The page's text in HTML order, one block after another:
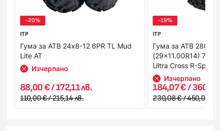
Вашата банкова карта.
-20%
ITP
Гума за АТВ 24x8-12 6PR TL Mud
Lite AT
Изчерпано
88,00 € / 172,11 лв.
110,00 € / 215,14 лв.
-19%
ITP
Гума за АТВ 280/
(29x11.00R14) 73M
Ultra Cross R-Spec
Изчерпано
184,07 € / 360,01
230,08 € / 450,00 лв.